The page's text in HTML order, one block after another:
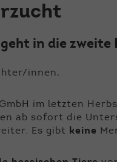
in die zweite
innen,
im letzten
ab sofort die
Es gibt
keine